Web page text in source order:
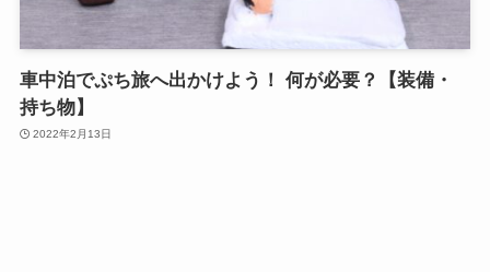
車中泊でぷち旅へ出かけよう！ 何が必要？【装備・
持ち物】
2022年2月13日